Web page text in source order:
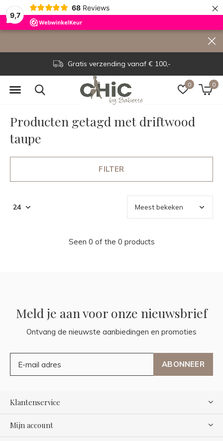
9,7
68 Reviews ×
0 0
Gratis verzending vanaf € 100,-
Producten getagd met driftwood
taupe
FILTER
Seen 0 of the 0 products
Meld je aan voor onze nieuwsbrief
Ontvang de nieuwste aanbiedingen en promoties
ABONNEER
Klantenservice
Mijn account